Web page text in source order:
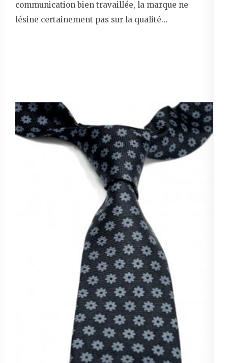
communication bien travaillée, la marque ne
lésine certainement pas sur la qualité…